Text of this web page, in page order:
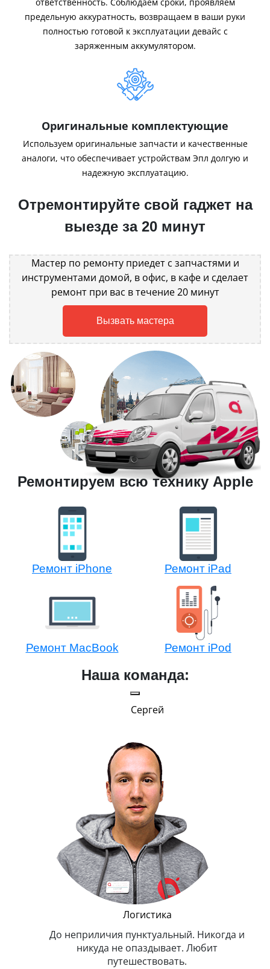
ответственность. Соблюдаем сроки, проявляем
предельную аккуратность, возвращаем в ваши руки
полностью готовой к эксплуатации девайс с
заряженным аккумулятором.
Оригинальные комплектующие
Используем оригинальные запчасти и качественные
аналоги, что обеспечивает устройствам Эпл долгую и
надежную эксплуатацию.
Отремонтируйте свой гаджет на
выезде за 20 минут
Мастер по ремонту приедет с запчастями и
инструментами домой, в офис, в кафе и сделает
ремонт при вас в течение 20 минут
Вызвать мастера
Ремонтируем всю технику Apple
Ремонт iPhone Ремонт iPad
Ремонт MacBook Ремонт iPod
Наша команда:
Сергей
Логистика
До неприличия пунктуальный. Никогда и
никуда не опаздывает. Любит
путешествовать.